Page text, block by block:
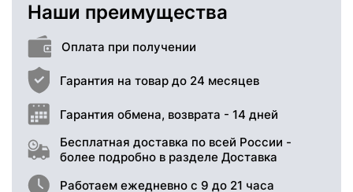
Наши преимущества
Оплата при получении
Гарантия на товар до 24 месяцев
Гарантия обмена, возврата - 14 дней
Бесплатная доставка по всей России -
более подробно в разделе Доставка
Работаем ежедневно с 9 до 21 часа